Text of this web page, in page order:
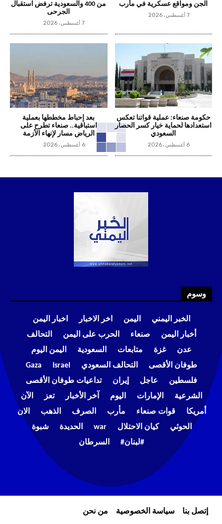
الجن ومواقع عسكرية في مأرب
7 أغسطس، 2026
من 400 والسعودية ترفض استقبال
الجرحى
7 أغسطس، 2026
حكومة صنعاء: عملية قواتنا تعكس
استعدادها لحماية خيار كسر الحصار
السعودي
6 أغسطس، 2026
بعد إحباط مخططها بعملية
استباقية.. صنعاء تطرح على
الرياض مسار لإنهاء الأزمة
6 أغسطس، 2026
وسوم
الخبر اليمني اليمن اخر الاخبار
اخبار اليمن
أخبار اليمن
صنعاء الحرب على اليمن
التحالف
عدن
غزة متابعات السعودية
اليمن اليوم
طوفان الأقصى
التحالف السعودي Israel
Gaza
فلسطين
عاجل إيران
تداعيات طوفان الأقصى
الشرعية
الإمارات اليوم آخر الأخبار تعز
الآن
أمريكا
قوات صنعاء مأرب الصرف الذهب
الان
الحوثي
كيان الاحتلال war الحديدة
شبوة
#لبنان#
السرطان
إتصل بنا سياسة الخصوصية من نحن